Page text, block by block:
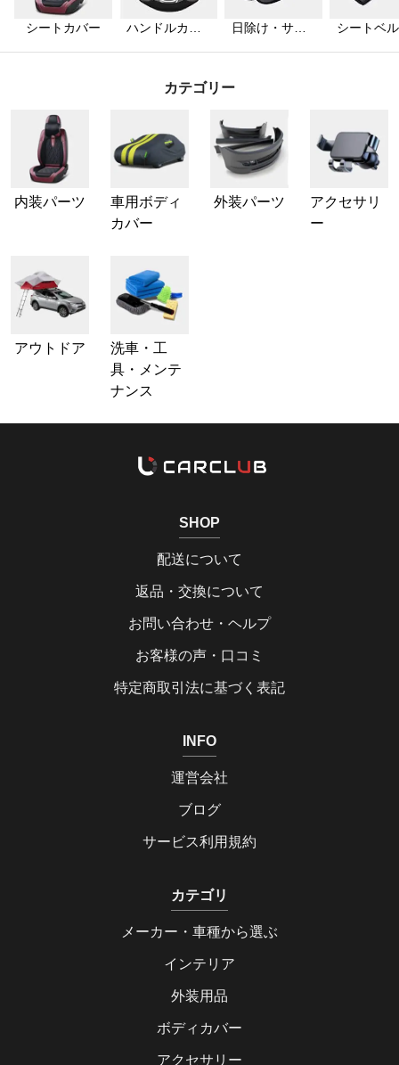
シートカバー
ハンドルカバ
日除け・サン
シートベ
カテゴリー
内装パーツ
車用ボディ
カバー
外装パーツ
アクセサリ
ー
アウトドア
洗車・工
具・メンテ
ナンス
SHOP
配送について
返品・交換について
お問い合わせ・ヘルプ
お客様の声・口コミ
特定商取引法に基づく表記
INFO
運営会社
ブログ
サービス利用規約
カテゴリ
メーカー・車種から選ぶ
インテリア
外装用品
ボディカバー
アクセサリー